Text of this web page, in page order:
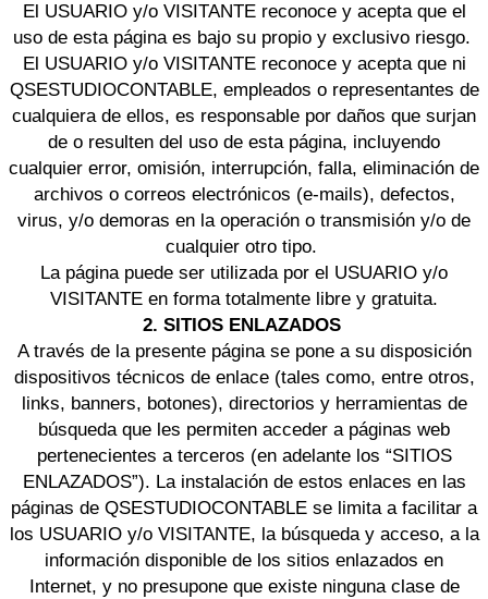
El USUARIO y/o VISITANTE reconoce y acepta que el
uso de esta página es bajo su propio y exclusivo riesgo.
El USUARIO y/o VISITANTE reconoce y acepta que ni
QSESTUDIOCONTABLE, empleados o representantes de
cualquiera de ellos, es responsable por daños que surjan
de o resulten del uso de esta página, incluyendo
cualquier error, omisión, interrupción, falla, eliminación de
archivos o correos electrónicos (e-mails), defectos,
virus, y/o demoras en la operación o transmisión y/o de
cualquier otro tipo.
La página puede ser utilizada por el USUARIO y/o
VISITANTE en forma totalmente libre y gratuita.
2. SITIOS ENLAZADOS
A través de la presente página se pone a su disposición
dispositivos técnicos de enlace (tales como, entre otros,
links, banners, botones), directorios y herramientas de
búsqueda que les permiten acceder a páginas web
pertenecientes a terceros (en adelante los “SITIOS
ENLAZADOS”). La instalación de estos enlaces en las
páginas de QSESTUDIOCONTABLE se limita a facilitar a
los USUARIO y/o VISITANTE, la búsqueda y acceso, a la
información disponible de los sitios enlazados en
Internet, y no presupone que existe ninguna clase de